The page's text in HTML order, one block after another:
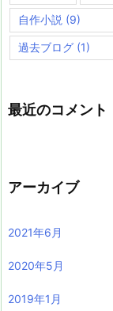
自作小説 (9)
過去ブログ (1)
最近のコメント
アーカイブ
2021年6月
2020年5月
2019年1月